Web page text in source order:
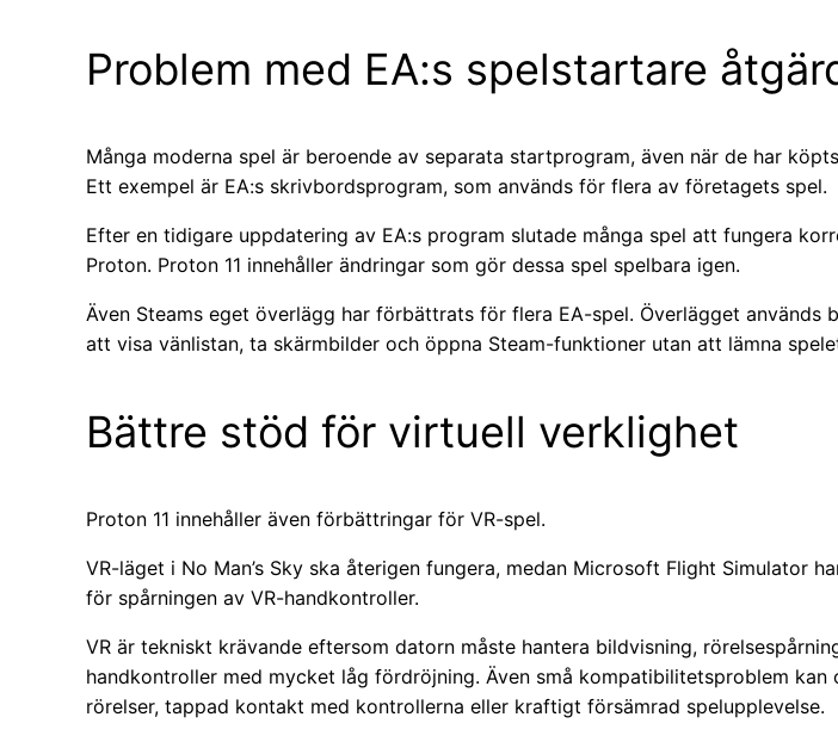
Problem med EA:s spelstartare
Många moderna spel är beroende av separata startprogram, även när de har
Ett exempel är EA:s skrivbordsprogram, som används för flera av företagets spel.
Efter en tidigare uppdatering av EA:s program slutade många spel att fungera
Proton. Proton 11 innehåller ändringar som gör dessa spel spelbara igen.
Även Steams eget överlägg har förbättrats för flera EA-spel. Överlägget används
att visa vänlistan, ta skärmbilder och öppna Steam-funktioner utan att lämna
Bättre stöd för virtuell verklighet
Proton 11 innehåller även förbättringar för VR-spel.
VR-läget i No Man’s Sky ska återigen fungera, medan Microsoft Flight Simulator
för spårningen av VR-handkontroller.
VR är tekniskt krävande eftersom datorn måste hantera bildvisning,
handkontroller med mycket låg fördröjning. Även små kompatibilitetsproblem kan
rörelser, tappad kontakt med kontrollerna eller kraftigt försämrad spelupplevelse.